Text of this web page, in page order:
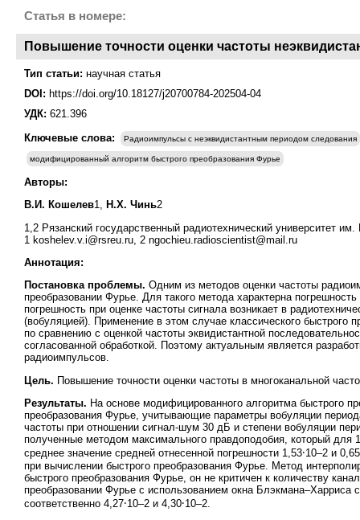
Статья в номере:
Повышение точности оценки частоты
Тип статьи: научная статья
DOI: https://doi.org/10.18127/j20700784-202504-04
УДК: 621.396
Ключевые слова:
Радиоимпульсы с неэквидистантным периодом следования
модифицированный алгоритм быстрого преобразования Фурье
Авторы:
В.И. Кошелев1, Н.Х. Чинь2
1,2 Рязанский государственный радиотехнический университет
1 koshelev.v.i@rsreu.ru, 2 ngochieu.radioscientist@mail.ru
Аннотация:
Постановка проблемы. Одним из методов оценки частоты
преобразовании Фурье. Для такого метода характерна
погрешность при оценке частоты сигнала возникает в
(вобуляцией). Применение в этом случае классического быстрого
по сравнению с оценкой частоты эквидистантной
согласованной обработкой. Поэтому актуальным является
радиоимпульсов.
Цель. Повышение точности оценки частоты в многоканальной
Результаты. На основе модифицированного алгоритма быстрого
преобразования Фурье, учитывающие параметры вобуляции
частоты при отношении сигнал-шум 30 дБ и степени вобуляции
полученные методом максимального правдоподобия, который для
среднее значение средней отнесенной погрешности 1,53⸱10–2 и
при вычислении быстрого преобразования Фурье. Метод
быстрого преобразования Фурье, он не критичен к количеству
преобразовании Фурье с использованием окна Блэкмана–Харриса
соответственно 4,27⸱10–2 и 4,30⸱10–2.